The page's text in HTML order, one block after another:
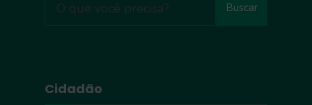
Buscar
Cidadão